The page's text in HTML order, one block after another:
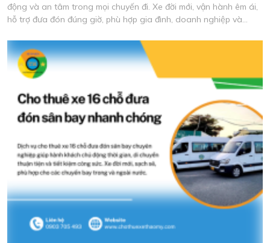
động và an tâm trong mọi chuyến đi. Xe đời mới, vận hành êm ái,
hỗ trợ đưa đón đúng giờ, phù hợp gia đình, doanh nghiệp và